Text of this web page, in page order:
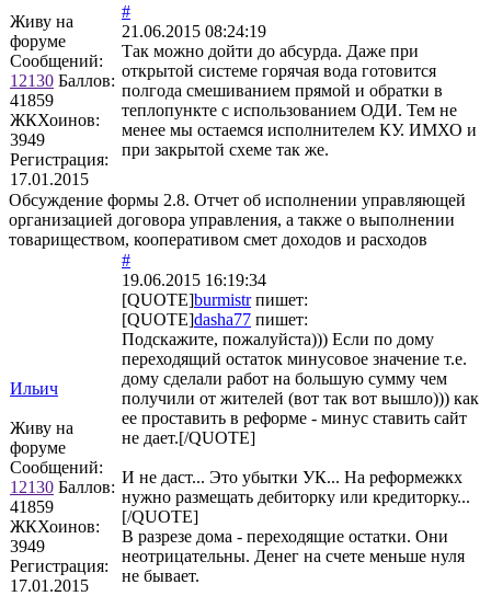
Живу на
форуме
Сообщений:
12130 Баллов:
41859
ЖКХоинов:
3949
Регистрация:
17.01.2015
#
21.06.2015 08:24:19
Так можно дойти до абсурда. Даже при
открытой системе горячая вода готовится
полгода смешиванием прямой и обратки в
теплопункте с использованием ОДИ. Тем не
менее мы остаемся исполнителем КУ. ИМХО и
при закрытой схеме так же.
Обсуждение формы 2.8. Отчет об исполнении управляющей
организацией договора управления, а также о выполнении
товариществом, кооперативом смет доходов и расходов
Ильич
Живу на
форуме
Сообщений:
12130 Баллов:
41859
ЖКХоинов:
3949
Регистрация:
17.01.2015
#
19.06.2015 16:19:34
[QUOTE]burmistrпишет:
[QUOTE]dasha77 пишет:
Подскажите, пожалуйста))) Если по дому
переходящий остаток минусовое значение т.е.
дому сделали работ на большую сумму чем
получили от жителей (вот так вот вышло))) как
ее проставить в реформе - минус ставить сайт
не дает.[/QUOTE]
И не даст... Это убытки УК... На реформежкх
нужно размещать дебиторку или кредиторку...
[/QUOTE]
В разрезе дома - переходящие остатки. Они
неотрицательны. Денег на счете меньше нуля
не бывает.